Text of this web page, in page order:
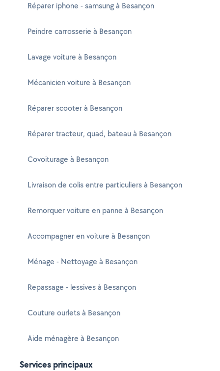
Réparer iphone - samsung à Besançon
Peindre carrosserie à Besançon
Lavage voiture à Besançon
Mécanicien voiture à Besançon
Réparer scooter à Besançon
Réparer tracteur, quad, bateau à Besançon
Covoiturage à Besançon
Livraison de colis entre particuliers à Besançon
Remorquer voiture en panne à Besançon
Accompagner en voiture à Besançon
Ménage - Nettoyage à Besançon
Repassage - lessives à Besançon
Couture ourlets à Besançon
Aide ménagère à Besançon
Services principaux